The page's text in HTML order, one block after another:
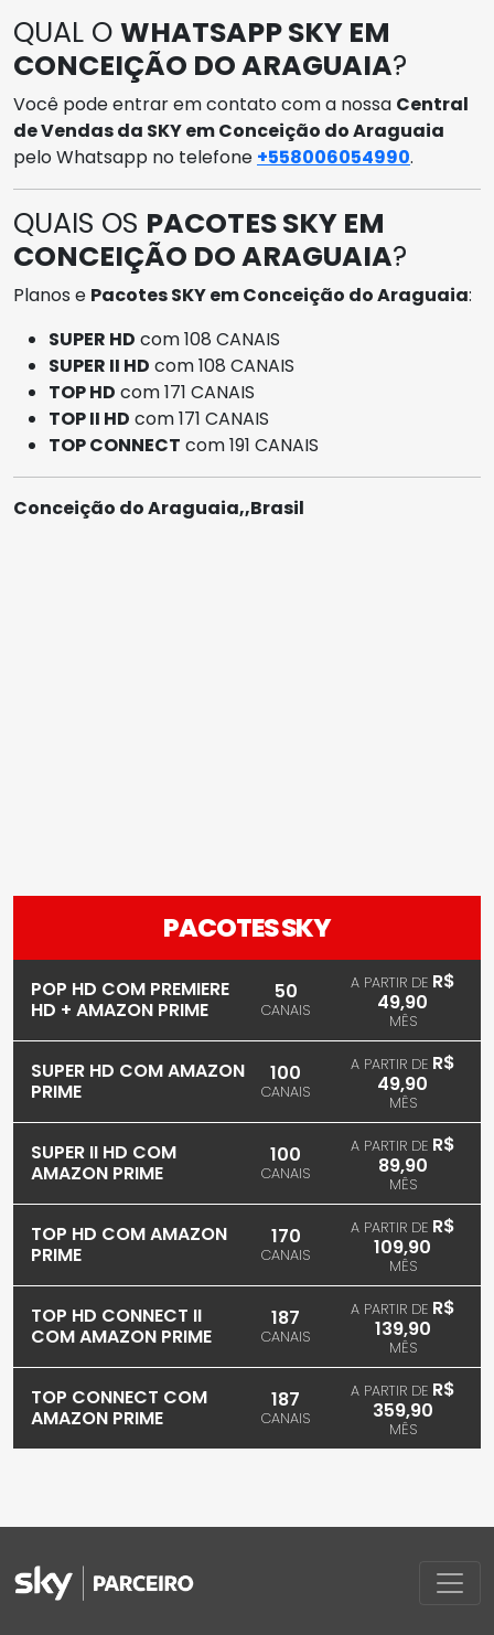
QUAL O WHATSAPP SKY EM
CONCEIÇÃO DO ARAGUAIA?
Você pode entrar em contato com a nossa Central
de Vendas da SKY em Conceição do Araguaia
pelo Whatsapp no telefone +558006054990.
QUAIS OS PACOTES SKY EM
CONCEIÇÃO DO ARAGUAIA?
Planos e Pacotes SKY em Conceição do Araguaia:
SUPER HD com 108 CANAIS
SUPER II HD com 108 CANAIS
TOP HD com 171 CANAIS
TOP II HD com 171 CANAIS
TOP CONNECT com 191 CANAIS
Conceição do Araguaia,,Brasil
PACOTES SKY
POP HD COM PREMIERE
HD + AMAZON PRIME
50
CANAIS
A PARTIR DE R$
49,90
MÊS
SUPER HD COM AMAZON
PRIME
100
CANAIS
A PARTIR DE R$
49,90
MÊS
SUPER II HD COM
AMAZON PRIME
100
CANAIS
A PARTIR DE R$
89,90
MÊS
TOP HD COM AMAZON
PRIME
170
CANAIS
A PARTIR DE R$
109,90
MÊS
TOP HD CONNECT II
COM AMAZON PRIME
187
CANAIS
A PARTIR DE R$
139,90
MÊS
TOP CONNECT COM
AMAZON PRIME
187
CANAIS
A PARTIR DE R$
359,90
MÊS